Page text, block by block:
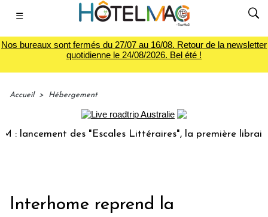
☰
Nos bureaux sont fermés du 27/07 au 16/08. Retour de la newsletter
quotidienne le 24/08/2026. Bel été !
Accueil > Hébergement
lancement des "Escales Littéraires", la première librairie
Interhome reprend la